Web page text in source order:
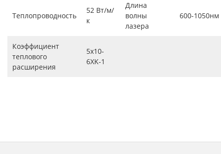
Теплопроводность
52 Вт/м/
к
Длина
волны
лазера
600-1050нм
Коэффициент
теплового
расширения
5x10-
6XK-1